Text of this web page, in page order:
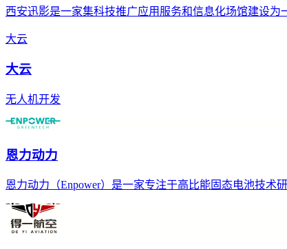
西安迅影是一家集科技推广应用服务和信息化场馆建设为
大云
大云
无人机开发
恩力动力
恩力动力（Enpower）是一家专注于高比能固态电池技